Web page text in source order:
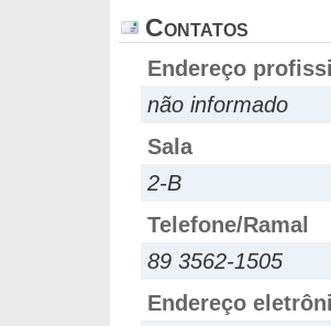
Contatos
Endereço
não informado
Sala
2-B
Telefone/Ramal
89 3562-1505
Endereço